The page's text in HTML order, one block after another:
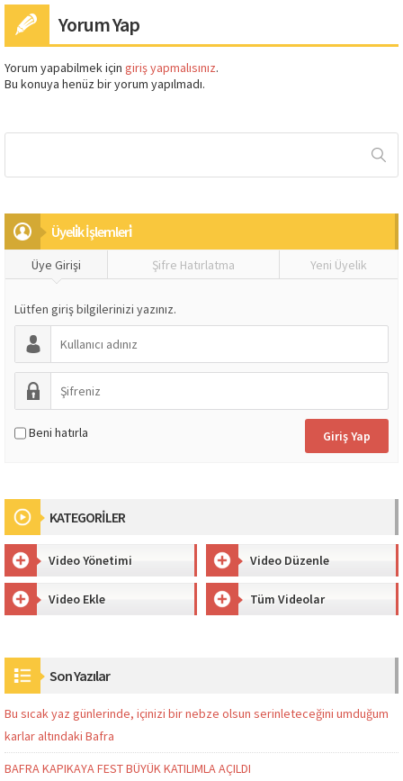
Yorum Yap
Yorum yapabilmek için giriş yapmalısınız.
Bu konuya henüz bir yorum yapılmadı.
Üyeli̇k İşlemleri̇
Üye Girişi Şifre Hatırlatma Yeni Üyelik
Lütfen giriş bilgilerinizi yazınız.
Beni hatırla
KATEGORİLER
Video Yönetimi Video Düzenle
Video Ekle Tüm Videolar
Son Yazılar
Bu sıcak yaz günlerinde, içinizi bir nebze olsun serinleteceğini umduğum
karlar altındaki Bafra
BAFRA KAPIKAYA FEST BÜYÜK KATILIMLA AÇILDI